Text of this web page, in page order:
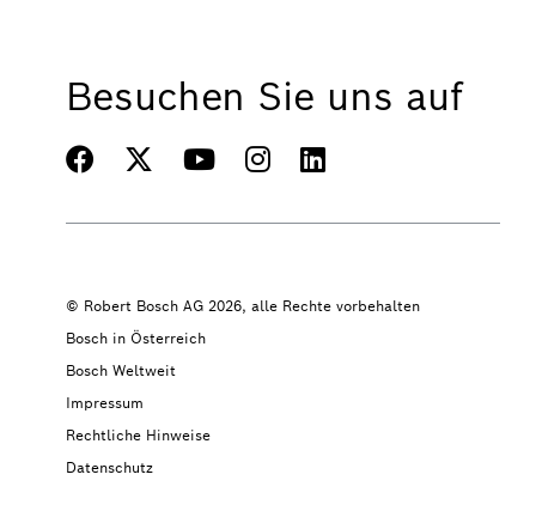
Besuchen Sie uns auf
© Robert Bosch AG 2026, alle Rechte vorbehalten
Bosch in Österreich
Bosch Weltweit
Impressum
Rechtliche Hinweise
Datenschutz